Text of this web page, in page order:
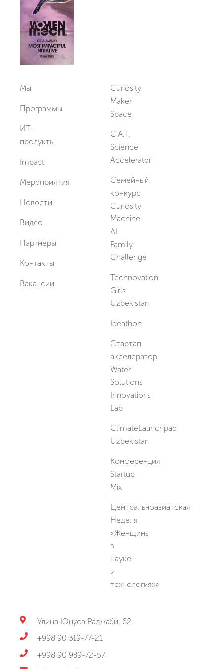
Мы
Программы
ИТ-
продукты
Impact
Мероприятия
Новости
Видео
Партнеры
Контакты
Вакансии
Curiosity
Maker
Space
C.A.T.
Science
Accelerator
Семейный
конкурс
Curiosity
Machine
AI
Family
Challenge
Technovation
Girls
Uzbekistan
Ideathon
Стартап
акселератор
Water
Solutions
Innovations
Lab
ClimateLaunchpad
Uzbekistan
Конференция
Startup
Mix
Центральноазиатская
Неделя
«Женщины
в
науке
и
технологиях»
Улица Юнуса Раджаби, 62
+998 90 319-77-21
+998 90 989-72-57